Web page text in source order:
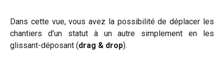
Dans cette vue, vous avez la possibilité de déplacer les
chantiers d’un statut à un autre simplement en les
glissant-déposant (drag & drop).